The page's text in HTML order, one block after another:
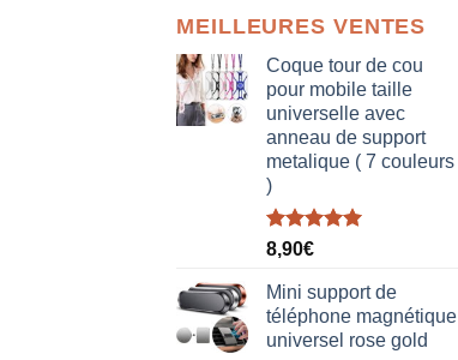
MEILLEURES VENTES
Coque tour de cou
pour mobile taille
universelle avec
anneau de support
metalique ( 7 couleurs
)
Note5.00
8,90€
Mini support de
téléphone magnétique
universel rose gold